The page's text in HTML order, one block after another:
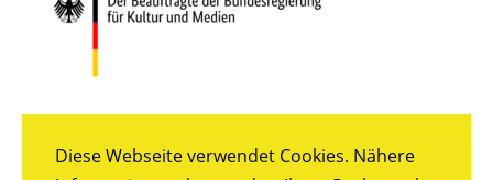
Diese Webseite verwendet Cookies. Nähere